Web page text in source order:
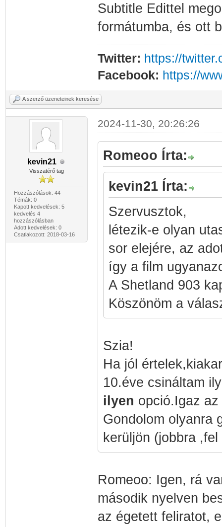
Subtitle Edittel
formátumba, és ott
Twitter: https://
Facebook: https://
A szerző üzeneteinek keresése
kevin21
Visszatérő tag
Hozzászólások: 44
Témák: 0
Kapott kedvelések: 5
kedvelés 4
hozzászólásban
Adott kedvelések: 0
Csatlakozott: 2018-03-16
2024-11-30, 20:26:26
Romeoo Írta:
kevin21 Írta:
Szervusztok,
létezik-e olyan
sor elejére, az
így a film
A Shetland 903
Köszönöm a
Szia!
Ha jól
10.éve csináltam
ilyen opció.Igaz
Gondolom olyanra
kerüljön (jobbra
Romeoo: Igen, rá
második nyelven
az égetett feliratot,